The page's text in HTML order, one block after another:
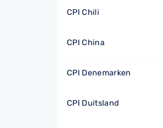
CPI Chili
CPI China
CPI Denemarken
CPI Duitsland